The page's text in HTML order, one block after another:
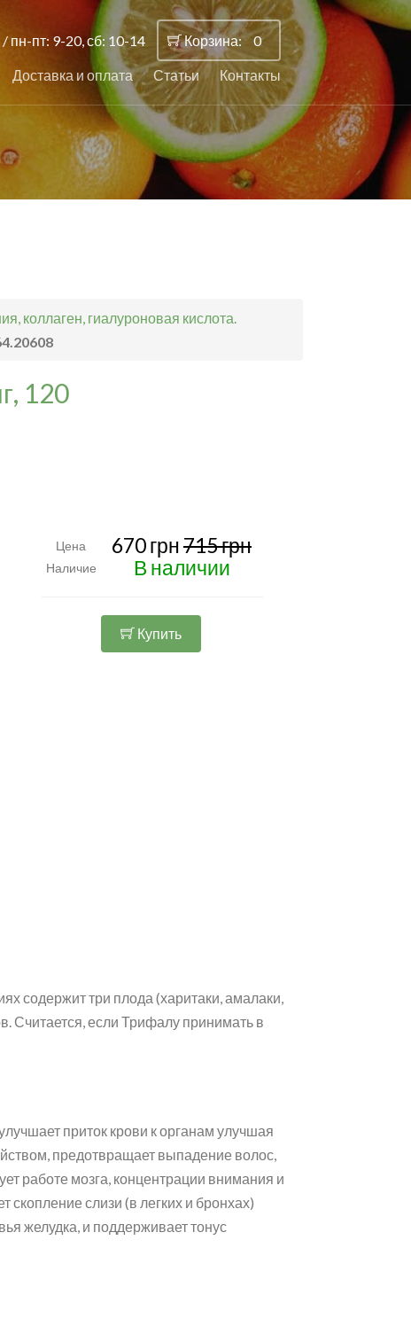
/ пн-пт: 9-20, сб: 10-14 Корзина: 0
Доставка и оплата Статьи Контакты
коллаген, гиалуроновая кислота.
120
Цена 670 грн715 грн
Наличие В наличии
Купить
содержит три плода (харитаки, амалаки,
если Трифалу принимать в
приток крови к органам улучшая
предотвращает выпадение волос,
работе мозга, концентрации внимания и
скопление слизи (в легких и бронхах)
желудка, и поддерживает тонус